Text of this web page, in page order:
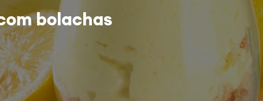
bolachas